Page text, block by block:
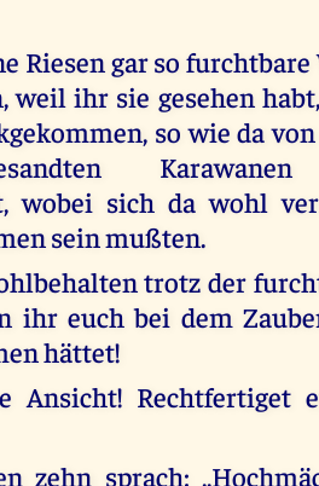
Riesen gar so
weil ihr sie gesehen
so wie da
wobei sich da wohl
sein mußten.
trotz der
ihr euch bei dem
hättet!
Ansicht! Rechtfertiget
zehn sprach: